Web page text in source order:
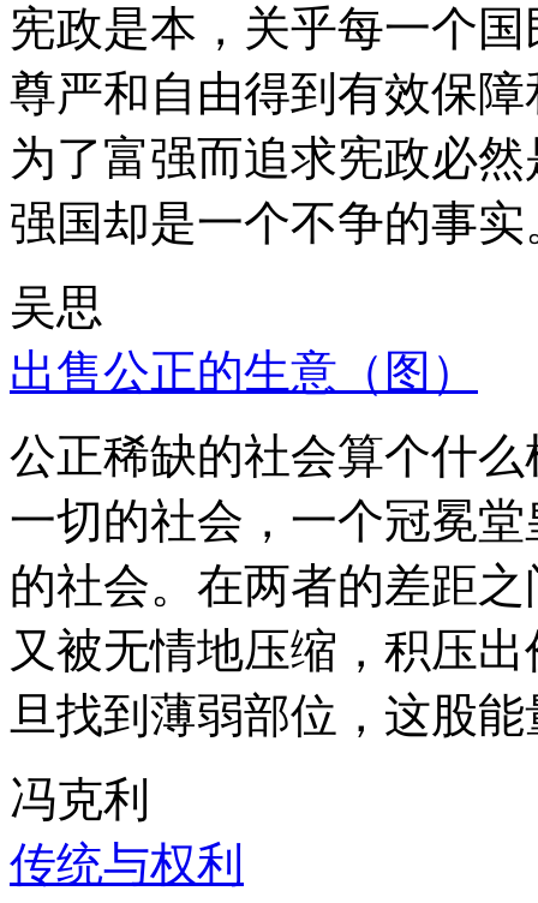
宪政是本，关乎每一个
尊严和自由得到有效保
为了富强而追求宪政必
强国却是一个不争的事实
吴思
出售公正的生意（图）
公正稀缺的社会算个什
一切的社会，一个冠冕
的社会。在两者的差距
又被无情地压缩，积压
旦找到薄弱部位，这股
冯克利
传统与权利